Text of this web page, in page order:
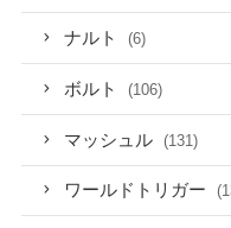
ナルト (6)
ボルト (106)
マッシュル (131)
ワールドトリガー